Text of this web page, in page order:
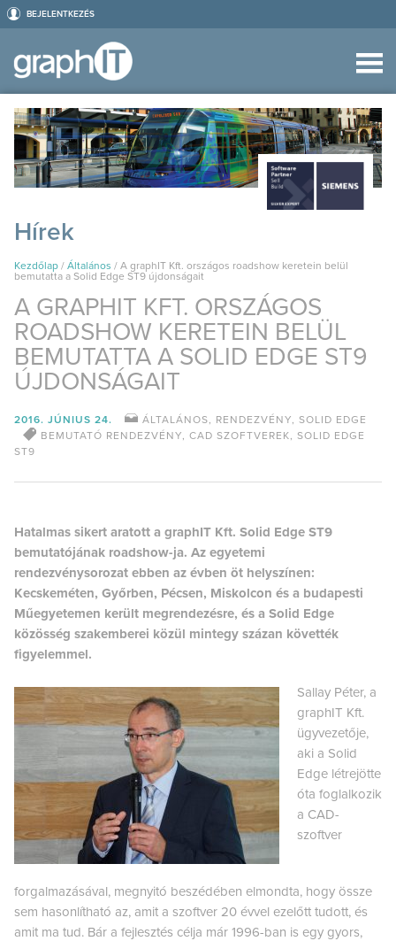
BEJELENTKEZÉS
Hírek
Kezdőlap / Általános / A graphIT Kft. országos roadshow keretein belül
bemutatta a Solid Edge ST9 újdonságait
A GRAPHIT KFT. ORSZÁGOS
ROADSHOW KERETEIN BELÜL
BEMUTATTA A SOLID EDGE ST9
ÚJDONSÁGAIT
2016. JÚNIUS 24. ÁLTALÁNOS, RENDEZVÉNY, SOLID EDGE
BEMUTATÓ RENDEZVÉNY, CAD SZOFTVEREK, SOLID EDGE
ST9
Hatalmas sikert aratott a graphIT Kft. Solid Edge ST9
bemutatójának roadshow-ja. Az egyetemi
rendezvénysorozat ebben az évben öt helyszínen:
Kecskeméten, Győrben, Pécsen, Miskolcon és a budapesti
Műegyetemen került megrendezésre, és a Solid Edge
közösség szakemberei közül mintegy százan követték
figyelemmel.
Sallay Péter, a
graphIT Kft.
ügyvezetője,
aki a Solid
Edge létrejötte
óta foglalkozik
a CAD-
szoftver
forgalmazásával, megnyitó beszédében elmondta, hogy össze
sem hasonlítható az, amit a szoftver 20 évvel ezelőtt tudott, és
amit ma tud. Bár a fejlesztés célja már 1996-ban is egy gyors,